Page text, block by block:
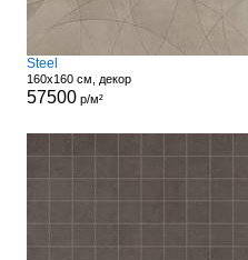
Steel
160x160 см, декор
57500р/м²